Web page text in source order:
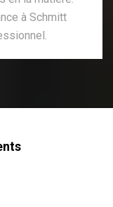
à Schmitt